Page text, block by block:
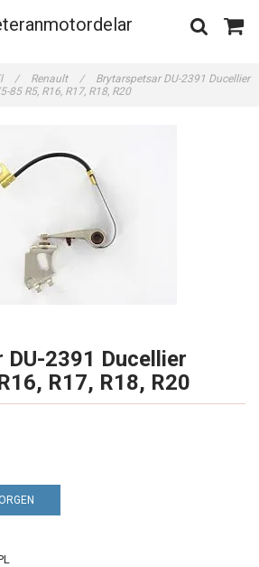
/ Renault /
Brytarspetsar DU-2391 Ducellier
85 R5, R16, R17, R18, R20
2391 Ducellier
R17, R18, R20